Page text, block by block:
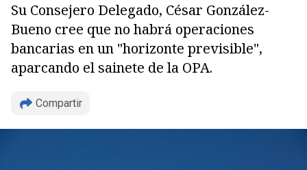
Su Consejero Delegado, César González-
Bueno cree que no habrá operaciones
bancarias en un "horizonte previsible",
aparcando el sainete de la OPA.
Compartir